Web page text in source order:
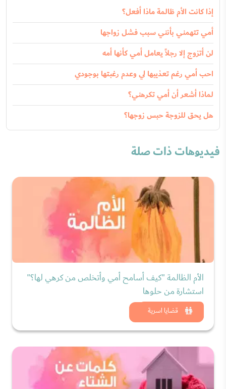
إذا كانت الأم ظالمة ماذا أفعل؟
أمي تتهمني بأنني سبب فشل زواجها
لن أتزوج إلا رجلاً يعامل أمي كأنها أمه
احب أمي رغم تعذيبها لي وعدم رغبتها بوجودي
لماذا أشعر أن أمي تكرهني؟
هل يحق للزوجة حبس زوجها؟
فيديوهات ذات صلة
قضايا اسرية
الأم الظالمة "كيف أسامح أمي وأتخلص من كرهي لها؟"
استشارة من حلوها
شاهد الان